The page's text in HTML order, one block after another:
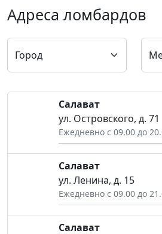
Адреса ломбардов
Салават
ул. Островского, д. 71
Ежедневно с 09.00 до
Салават
ул. Ленина, д. 15
Ежедневно с 09.00 до
Салават